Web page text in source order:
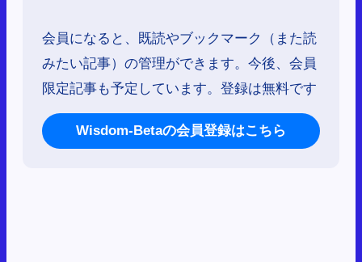
会員になると、既読やブックマーク（また読
みたい記事）の管理ができます。今後、会員
限定記事も予定しています。登録は無料です
Wisdom-Betaの会員登録はこちら